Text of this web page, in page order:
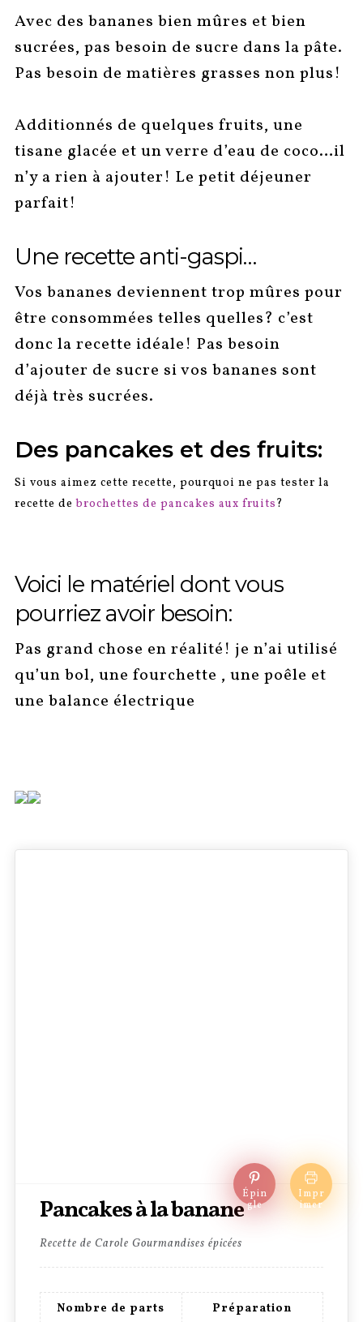
Avec des bananes bien mûres et bien
sucrées, pas besoin de sucre dans la pâte.
Pas besoin de matières grasses non plus!
Additionnés de quelques fruits, une
tisane glacée et un verre d’eau de coco…il
n’y a rien à ajouter! Le petit déjeuner
parfait!
Une recette anti-gaspi…
Vos bananes deviennent trop mûres pour
être consommées telles quelles? c’est
donc la recette idéale! Pas besoin
d’ajouter de sucre si vos bananes sont
déjà très sucrées.
Des pancakes et des fruits:
Si vous aimez cette recette, pourquoi ne pas tester la
recette debrochettes de pancakes aux fruits?
Voici le matériel dont vous
pourriez avoir besoin:
Pas grand chose en réalité! je n’ai utilisé
qu’un bol, une fourchette , une poêle et
une balance électrique
Épin
gle
Impr
imer
Pancakes à la banane
Recette de Carole Gourmandises épicées
Nombre de parts Préparation